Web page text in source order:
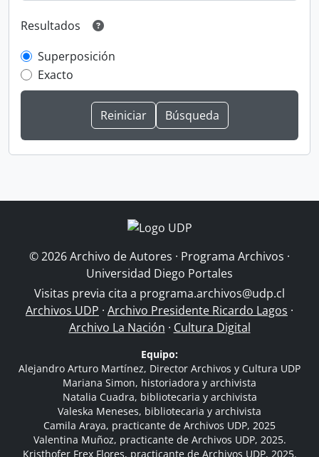
Resultados
Superposición
Exacto
© 2026 Archivo de Autores · Programa Archivos ·
Universidad Diego Portales
Visitas previa cita a programa.archivos@udp.cl
Archivos UDP · Archivo Presidente Ricardo Lagos ·
Archivo La Nación · Cultura Digital
Equipo:
Alejandro Arturo Martínez, Director Archivos y Cultura UDP
Mariana Simon, historiadora y archivista
Natalia Cuadra, bibliotecaria y archivista
Valeska Meneses, bibliotecaria y archivista
Camila Araya, practicante de Archivos UDP, 2025
Valentina Muñoz, practicante de Archivos UDP, 2025.
Kristhofer Frex Flores, practicante de Archivos UDP, 2025.